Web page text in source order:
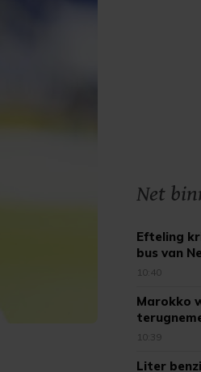
Net
Efteling
bus van
10:40
Marokko
Spanje
10:39
Liter